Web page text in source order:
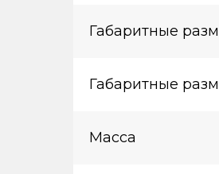
Габаритные
Габаритные
Масса